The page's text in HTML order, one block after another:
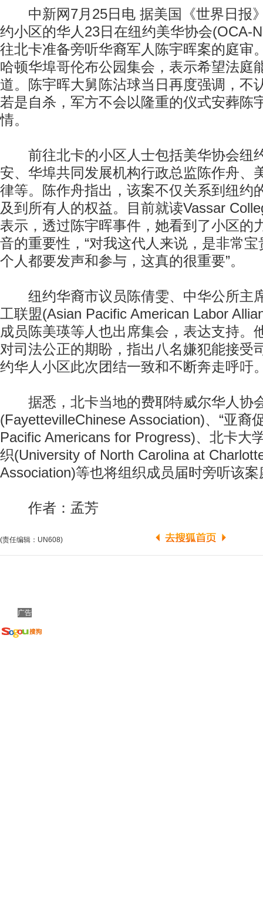
中新网7月25日电 据美国《世界日报
约小区的华人23日在纽约美华协会(OCA-
往北卡准备旁听华裔军人陈宇晖案的庭审
哈顿华埠哥伦布公园集会，表示希望法庭
道。陈宇晖大舅陈沾球当日再度强调，不
若是自杀，军方不会以隆重的仪式安葬陈
情。
前往北卡的小区人士包括美华协会纽
安、华埠共同发展机构行政总监陈作舟、
律等。陈作舟指出，该案不仅关系到纽约
及到所有人的权益。目前就读Vassar
表示，透过陈宇晖事件，她看到了小区的
音的重要性，“对我这代人来说，是非常
个人都要发声和参与，这真的很重要”。
纽约华裔市议员陈倩雯、中华公所主
工联盟(Asian Pacific American Labor
成员陈美瑛等人也出席集会，表达支持。
对司法公正的期盼，指出八名嫌犯能接受
约华人小区此次团结一致和不断奔走呼吁
据悉，北卡当地的费耶特威尔华人协
(FayettevilleChinese Association)、“亚裔
Pacific Americans for Progress)、北卡大
织(University of North Carolina at
Association)等也将组织成员届时旁听该
作者：孟芳
(责任编辑：UN608)
广告